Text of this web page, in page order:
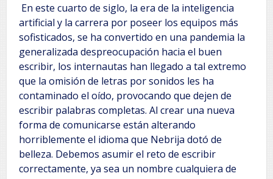
En este cuarto de siglo, la era de la inteligencia
artificial y la carrera por poseer los equipos más
sofisticados, se ha convertido en una pandemia la
generalizada despreocupación hacia el buen
escribir, los internautas han llegado a tal extremo
que la omisión de letras por sonidos les ha
contaminado el oído, provocando que dejen de
escribir palabras completas. Al crear una nueva
forma de comunicarse están alterando
horriblemente el idioma que Nebrija dotó de
belleza. Debemos asumir el reto de escribir
correctamente, ya sea un nombre cualquiera de